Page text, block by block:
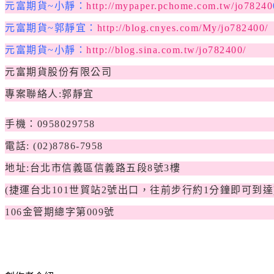
元富期貨~小靜： http://mypaper.pchome.com.tw/jo78240
元富期貨~郭靜宜： http://blog.cnyes.com/My/jo782400/
元富期貨~小靜： http://blog.sina.com.tw/jo782400/
元富期貨股份有限公司
專案聯絡人:郭靜宜
手機：0958029758
電話: (02)8786-7958
地址:台北市信義區信義路五段8號3樓
(捷運台北101世貿站2號出口，往前步行約1分鐘即可到
106金管期總字第009號